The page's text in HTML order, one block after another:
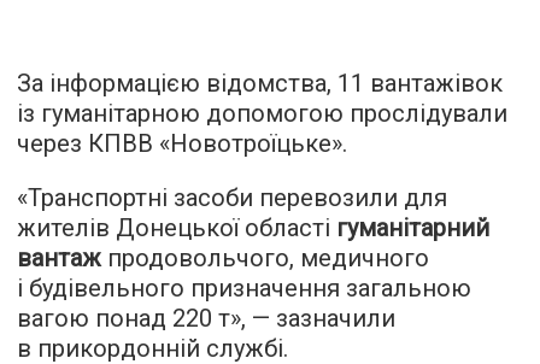
За інформацією відомства, 11 вантажівок
із гуманітарною допомогою прослідували
через КПВВ «Новотроїцьке».
«Транспортні засоби перевозили для
жителів Донецької області гуманітарний
вантажпродовольчого, медичного
і будівельного призначення загальною
вагою понад 220 т», — зазначили
в прикордонній службі.